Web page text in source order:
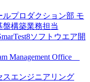
プロダクション部 モ
盤構築業務担当
ソフトウエア開
Management Office
エンジニアリング